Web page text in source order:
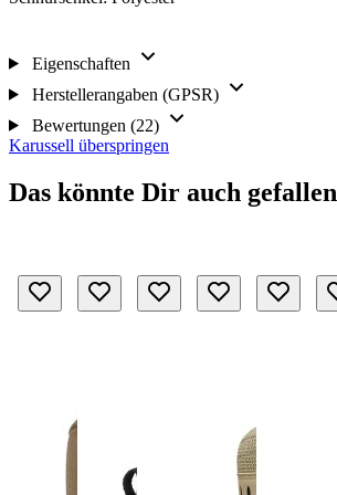
Eigenschaften
Herstellerangaben (GPSR)
Bewertungen (22)
Karussell überspringen
Das könnte Dir auch gefallen